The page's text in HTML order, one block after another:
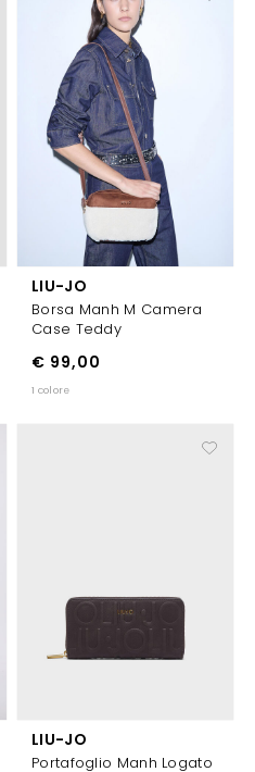
LIU-JO
Borsa Manh M Camera
Case Teddy
€ 99,00
1 colore
LIU-JO
Portafoglio Manh Logato